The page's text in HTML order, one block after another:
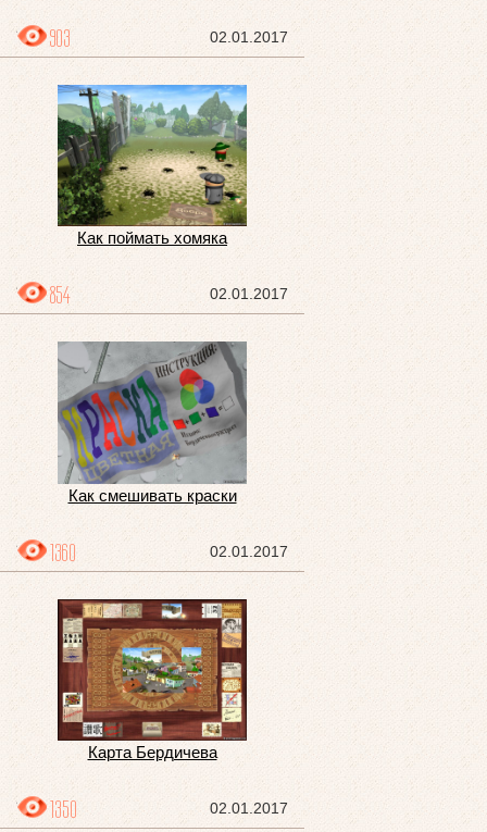
02.01.2017
903
Как поймать хомяка
02.01.2017
854
Как смешивать краски
02.01.2017
1360
Карта Бердичева
02.01.2017
1350